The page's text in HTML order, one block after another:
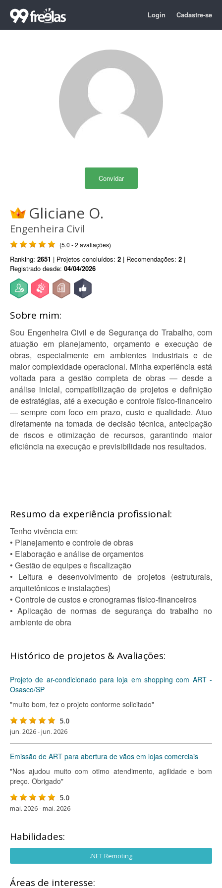
Login Cadastre-se
Convidar
Gliciane O.
Engenheira Civil
(5.0 - 2 avaliações)
Ranking: 2651 | Projetos concluídos: 2 | Recomendações: 2 |
Registrado desde: 04/04/2026
Sobre mim:
Sou Engenheira Civil e de Segurança do Trabalho, com
atuação em planejamento, orçamento e execução de
obras, especialmente em ambientes industriais e de
maior complexidade operacional. Minha experiência está
voltada para a gestão completa de obras — desde a
análise inicial, compatibilização de projetos e definição
de estratégias, até a execução e controle físico-financeiro
— sempre com foco em prazo, custo e qualidade. Atuo
diretamente na tomada de decisão técnica, antecipação
de riscos e otimização de recursos, garantindo maior
eficiência na execução e previsibilidade nos resultados.
Resumo da experiência profissional:
Tenho vivência em:
• Planejamento e controle de obras
• Elaboração e análise de orçamentos
• Gestão de equipes e fiscalização
• Leitura e desenvolvimento de projetos (estruturais,
arquitetônicos e instalações)
• Controle de custos e cronogramas físico-financeiros
• Aplicação de normas de segurança do trabalho no
ambiente de obra
Histórico de projetos & Avaliações:
Projeto de ar-condicionado para loja em shopping com ART -
Osasco/SP
"muito bom, fez o projeto conforme solicitado"
5.0
jun. 2026 - jun. 2026
Emissão de ART para abertura de vãos em lojas comerciais
"Nos ajudou muito com otimo atendimento, agilidade e bom
preço. Obrigado"
5.0
mai. 2026 - mai. 2026
Habilidades:
.NET Remoting
Áreas de interesse: